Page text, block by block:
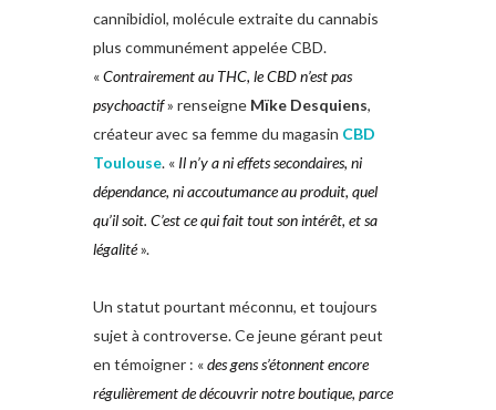
cannibidiol, molécule extraite du cannabis
plus communément appelée CBD.
«Contrairement au THC, le CBD n’est pas
psychoactif» renseigne Mïke Desquiens,
créateur avec sa femme du magasin CBD
Toulouse. « Il n’y a ni effets secondaires, ni
dépendance, ni accoutumance au produit, quel
qu’il soit. C’est ce qui fait tout son intérêt, et sa
légalité».
Un statut pourtant méconnu, et toujours
sujet à controverse. Ce jeune gérant peut
en témoigner : «des gens s’étonnent encore
régulièrement de découvrir notre boutique, parce